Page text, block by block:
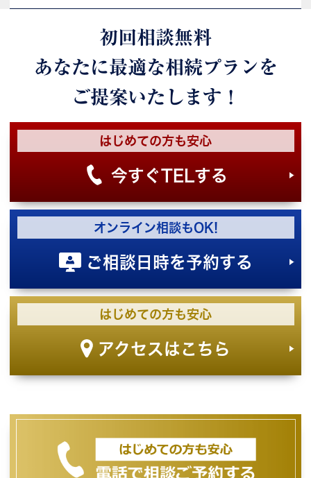
初回相談無料
あなたに最適な相続プランを
ご提案いたします！
はじめての方も安心
今すぐTELする
オンライン相談もOK!
ご相談日時を予約する
はじめての方も安心
アクセスはこちら